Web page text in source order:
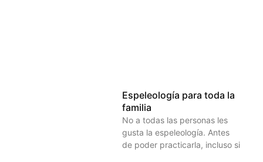
Espeleología para toda la
familia
No a todas las personas les
gusta la espeleología. Antes
de poder practicarla, incluso si